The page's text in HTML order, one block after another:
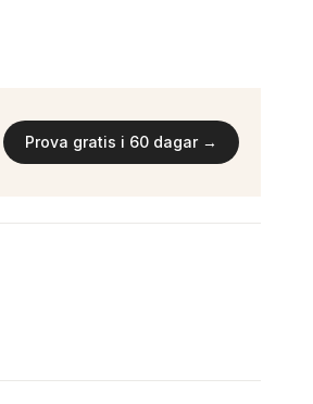
Prova gratis i 60 dagar →